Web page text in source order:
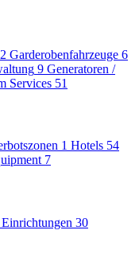
2 Garderobenfahrzeuge 6
9 Generatoren /
Services 51
1 Hotels 54
7
30